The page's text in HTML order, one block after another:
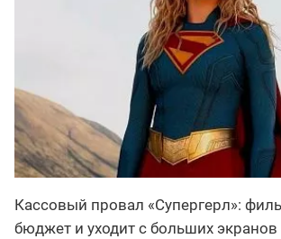
Кассовый провал «Супергерл»:
бюджет и уходит с больших экранов